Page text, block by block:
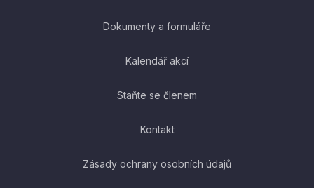
Dokumenty a formuláře
Kalendář akcí
Staňte se členem
Kontakt
Zásady ochrany osobních údajů